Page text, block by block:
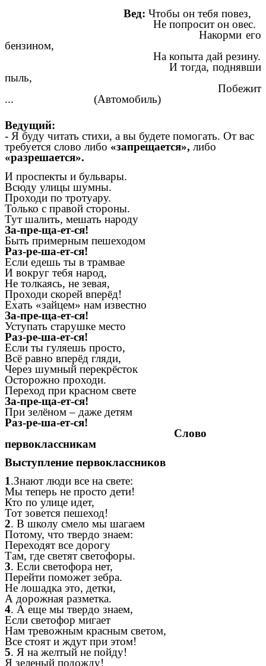
Вед: Чтобы он тебя повез,
Не попросит он овес.
Накорми его
бензином,
На копыта дай резину.
И тогда, поднявши
пыль,
Побежит
... (Автомобиль)
Ведущий:
- Я буду читать стихи, а вы будете помогать. От вас
требуется слово либо «запрещается», либо
«разрешается».
И проспекты и бульвары.
Всюду улицы шумны.
Проходи по тротуару.
Только с правой стороны.
Тут шалить, мешать народу
За-пре-ща-ет-ся!
Быть примерным пешеходом
Раз-ре-ша-ет-ся!
Если едешь ты в трамвае
И вокруг тебя народ,
Не толкаясь, не зевая,
Проходи скорей вперёд!
Ехать «зайцем» нам известно
За-пре-ща-ет-ся!
Уступать старушке место
Раз-ре-ша-ет-ся!
Если ты гуляешь просто,
Всё равно вперёд гляди,
Через шумный перекрёсток
Осторожно проходи.
Переход при красном свете
За-пре-ща-ет-ся!
При зелёном – даже детям
Раз-ре-ша-ет-ся!
Слово
первоклассникам
Выступление первоклассников
1.Знают люди все на свете:
Мы теперь не просто дети!
Кто по улице идет,
Тот зовется пешеход!
2. В школу смело мы шагаем
Потому, что твердо знаем:
Переходят все дорогу
Там, где светят светофоры.
3. Если светофора нет,
Перейти поможет зебра.
Не лошадка это, детки,
А дорожная разметка.
4. А еще мы твердо знаем,
Если светофор мигает
Нам тревожным красным светом,
Все стоят и ждут при этом!
5. Я на желтый не пойду!
Я зеленый подожду!